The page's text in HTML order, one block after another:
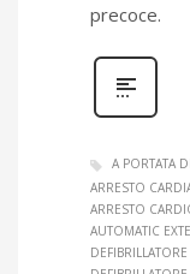
precoce.
A PORTATA
ARRESTO
ARRESTO
AUTOMATIC